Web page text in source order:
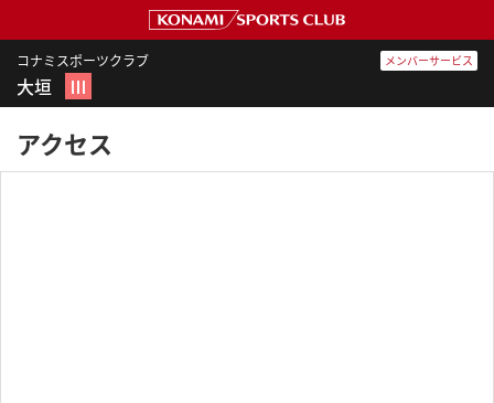
コナミスポーツクラブ
大垣 Ⅲ
メンバーサービス
アクセス